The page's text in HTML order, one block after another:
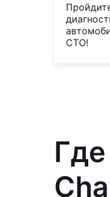
СТО!